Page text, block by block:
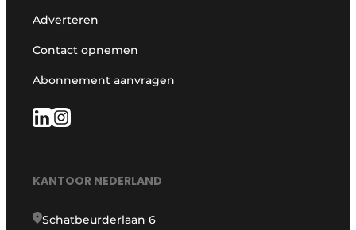
Adverteren
Contact opnemen
Abonnement aanvragen
KANTOOR NEDERLAND
Schatbeurderlaan 6